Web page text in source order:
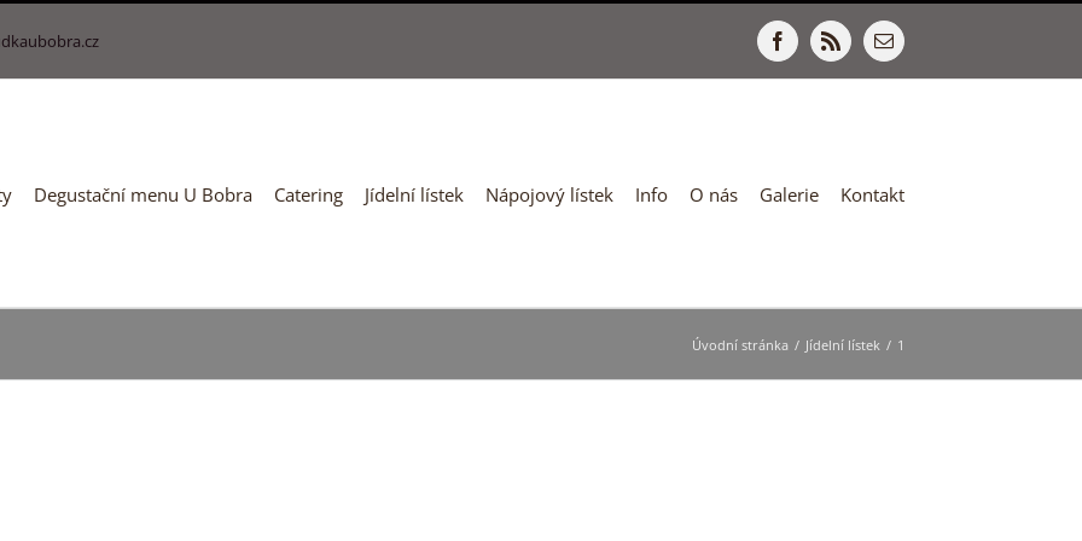
Facebook
Rss
E-
mail
Degustační menu U Bobra Catering Jídelní lístek Nápojový lístek Info O nás Galerie Kontakt
Úvodní stránka / Jídelní lístek / 1